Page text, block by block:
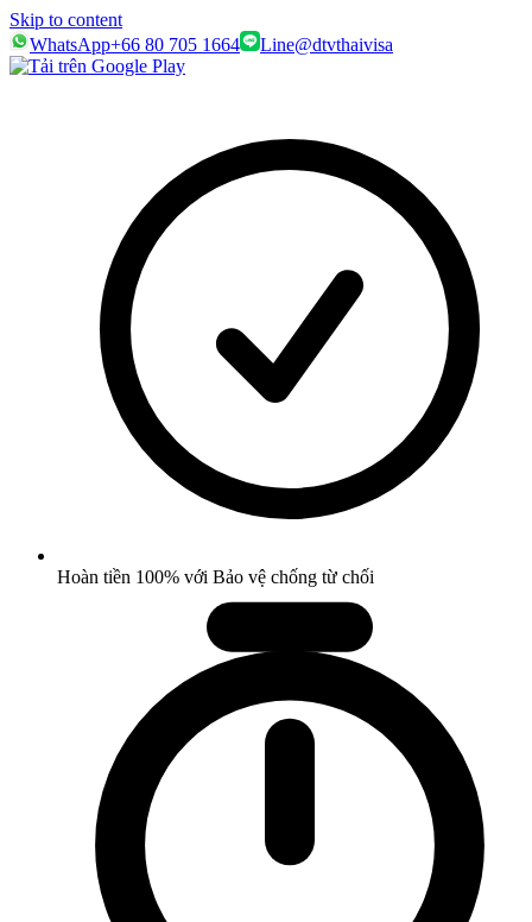
Skip to content
WhatsApp+66 80 705 1664 Line@dtvthaivisa
Hoàn tiền 100% với Bảo vệ chống từ chối